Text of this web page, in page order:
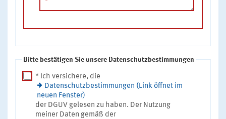
Bitte bestätigen Sie unsere Datenschutzbestimmungen
* Ich versichere, die
Datenschutzbestimmungen (Link öffnet im
neuen Fenster)
der DGUV gelesen zu haben. Der Nutzung
meiner Daten gemäß der